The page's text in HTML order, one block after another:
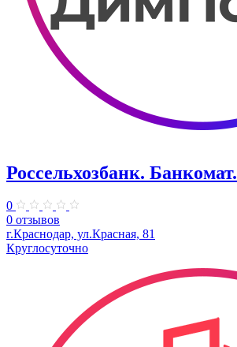
Россельхозбанк. Банкомат.
0
0 отзывов
г.Краснодар, ул.Красная, 81
Круглосуточно